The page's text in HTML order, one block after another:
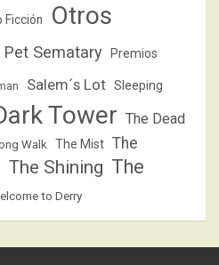
Ficción
Otros
Pet Sematary Premios
Salem´s Lot Sleeping
Tower The Dead
Walk The Mist The
The Shining The
to Derry